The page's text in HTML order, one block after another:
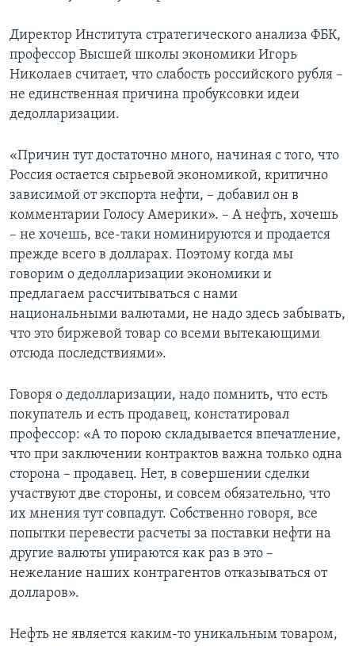
Директор Института стратегического анализа ФБК,
профессор Высшей школы экономики Игорь
Николаев считает, что слабость российского рубля –
не единственная причина пробуксовки идеи
дедолларизации.
«Причин тут достаточно много, начиная с того, что
Россия остается сырьевой экономикой, критично
зависимой от экспорта нефти, – добавил он в
комментарии Голосу Америки». – А нефть, хочешь
– не хочешь, все-таки номинируются и продается
прежде всего в долларах. Поэтому когда мы
говорим о дедолларизации экономики и
предлагаем рассчитываться с нами
национальными валютами, не надо здесь забывать,
что это биржевой товар со всеми вытекающими
отсюда последствиями».
Говоря о дедолларизации, надо помнить, что есть
покупатель и есть продавец, констатировал
профессор: «А то порою складывается впечатление,
что при заключении контрактов важна только одна
сторона – продавец. Нет, в совершении сделки
участвуют две стороны, и совсем обязательно, что
их мнения тут совпадут. Собственно говоря, все
попытки перевести расчеты за поставки нефти на
другие валюты упираются как раз в это –
нежелание наших контрагентов отказываться от
долларов».
Нефть не является каким-то уникальным товаром,